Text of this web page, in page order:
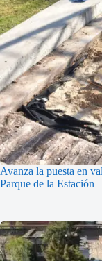
Avanza la puesta en
Parque de la Estación